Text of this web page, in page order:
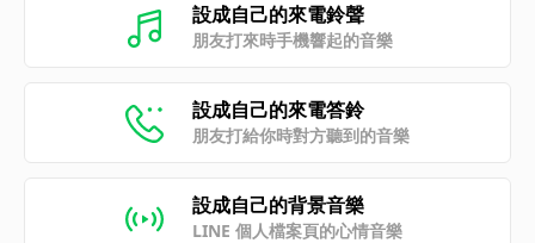
設成自己的來電鈴聲
朋友打來時手機響起的音樂
設成自己的來電答鈴
朋友打給你時對方聽到的音樂
設成自己的背景音樂
LINE 個人檔案頁的心情音樂